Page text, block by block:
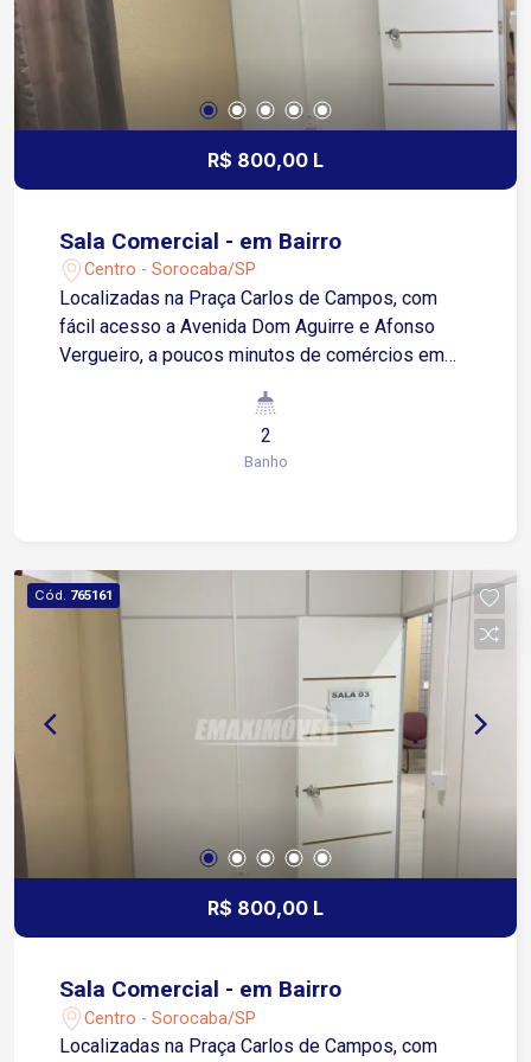
R$ 800,00 L
Sala Comercial - em Bairro
Centro - Sorocaba/SP
Localizadas na Praça Carlos de Campos, com
fácil acesso a Avenida Dom Aguirre e Afonso
Vergueiro, a poucos minutos de comércios em
internet, sala para reuniões (disponível com
agendamento prévio), dois banheiros sociais (um
de uso próprio e outro para clientes), cozinha
ao lado do prédio. Com possibilidade para
locação de todo o conjunto das 06 salas, no valor
de R$ 4.800,00. Entre em contato e saiba mais!
2
Banho
Cód. 765161
R$ 800,00 L
Sala Comercial - em Bairro
Centro - Sorocaba/SP
Localizadas na Praça Carlos de Campos, com